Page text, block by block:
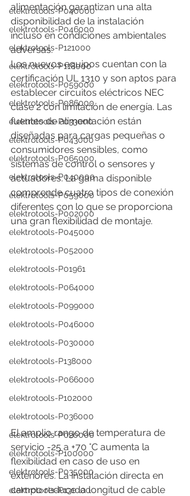
elektrotools-P040000
elektrotools-P046000
elektrotools-P121000
elektrotools-P118000
elektrotools-P059000
elektrotools-P086000
elektrotools-P033000
elektrotools-P043000
elektrotools-P065000
elektrotools-P040000
elektrotools-P059000
elektrotools-P002000
elektrotools-P045000
elektrotools-P052000
elektrotools-P01961
elektrotools-P064000
elektrotools-P099000
elektrotools-P046000
elektrotools-P030000
elektrotools-P138000
elektrotools-P066000
elektrotools-P102000
elektrotools-P036000
elektrotools-P020000
elektrotools-P100000
elektrotools-P035000
elektrotools-P131000
alimentación garantizan una alta
disponibilidad de la instalación
incluso en condiciones ambientales
adversas.
Los nuevos equipos cuentan con la
certificación UL 1310 y son aptos para
establecer circuitos eléctricos NEC
clase 2 con limitación de energía. Las
fuentes de alimentación están
diseñadas para cargas pequeñas o
consumidores sensibles, como
sistemas de control o sensores y
actuadores. La gama disponible
comprende cuatro tipos de conexión
diferentes con lo que se proporciona
una gran flexibilidad de montaje.
El amplio rango de temperatura de
servicio -25 a +70 °C aumenta la
flexibilidad en caso de uso en
exteriores. La instalación directa en
campo reduce la longitud de cable